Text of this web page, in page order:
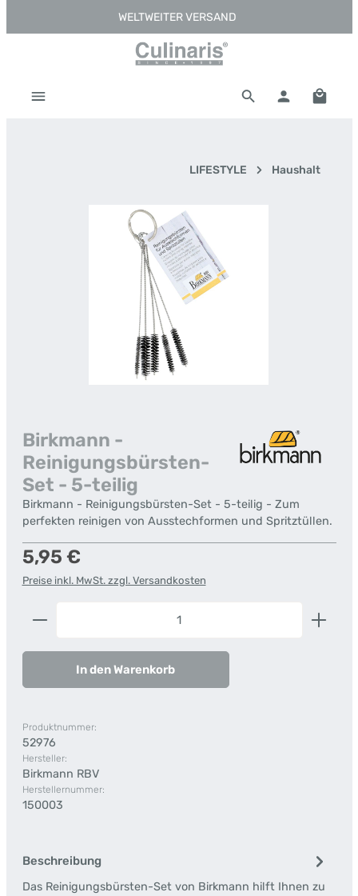
Zum Hauptinhalt springenWELTWEITER VERSAND
LIFESTYLE Haushalt
Bildergalerie überspringen
Birkmann -
Reinigungsbürsten-
Set - 5-teilig
Birkmann - Reinigungsbürsten-Set - 5-teilig - Zum
perfekten reinigen von Ausstechformen und Spritztüllen.
Regulärer Preis:
5,95 €
Preise inkl. MwSt. zzgl. Versandkosten
Produkt Anzahl: Gib den gewünschten Wert ein
In den Warenkorb
Produktnummer:
52976
Hersteller:
Birkmann RBV
Herstellernummer:
150003
Beschreibung
Das Reinigungsbürsten-Set von Birkmann hilft Ihnen zu